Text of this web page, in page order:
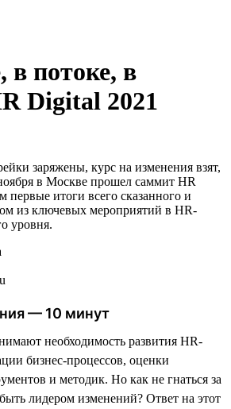
в потоке, в
Digital 2021
заряжены, курс на изменения взят,
в Москве прошел саммит HR
итоги всего сказанного и
из ключевых мероприятий в HR-
уровня.
— 10 минут
необходимость развития HR-
бизнес-процессов, оценки
и методик. Но как не гнаться за
лидером изменений? Ответ на этот